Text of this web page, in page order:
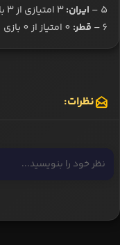
5 –
ایران:3 امتیازی از 3 بازی (تفاضل گل 3-)
6 –
قطر:
نظرات: